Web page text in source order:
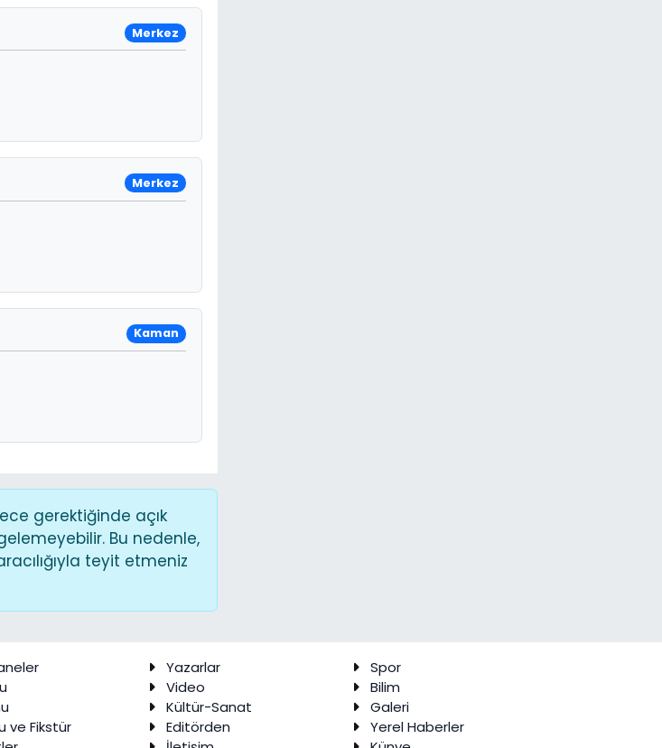
Merkez
Merkez
Kaman
gerektiğinde açık
Bu nedenle,
teyit etmeniz
ve Fikstür
Yazarlar
Spor
Video
Bilim
Kültür-Sanat
Galeri
Editörden
Yerel Haberler